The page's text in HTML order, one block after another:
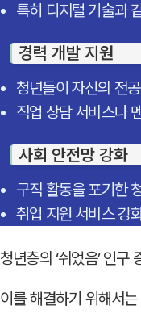
특히 디지털 기술과
경력 개발 지원
청년들이 자신의 전
직업 상담 서비스나
사회 안전망 강화
구직 활동을 포기한
취업 지원 서비스 강
청년층의 ‘쉬었음’ 인
이를 해결하기 위해서